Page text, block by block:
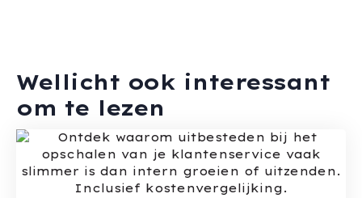
Wellicht ook interessant
om te lezen